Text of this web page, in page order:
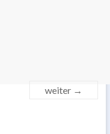
weiter →